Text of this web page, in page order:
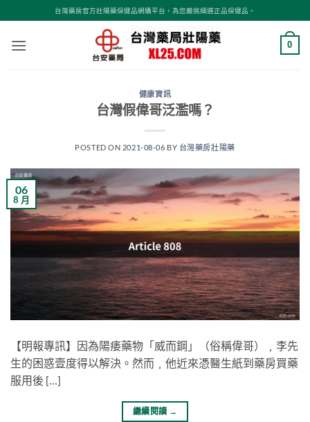
轉
台灣藥房官方壯陽藥保健品網購平台，為您嚴挑細選正品保健品。
0
健康資訊
台灣假偉哥泛濫嗎？
POSTED ON 2021-08-06 BY 台灣藥房壯陽藥
06
8 月
【明報專訊】因為陽痿藥物「威而鋼」（俗稱偉哥）﹐李先
生的困惑壹度得以解決。然而﹐他近來憑醫生紙到藥房買藥
服用後 […]
繼續閱讀 →